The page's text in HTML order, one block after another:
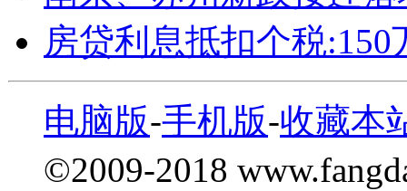
房贷利息抵扣个税:150
电脑版-手机版-收藏本
©2009-2018